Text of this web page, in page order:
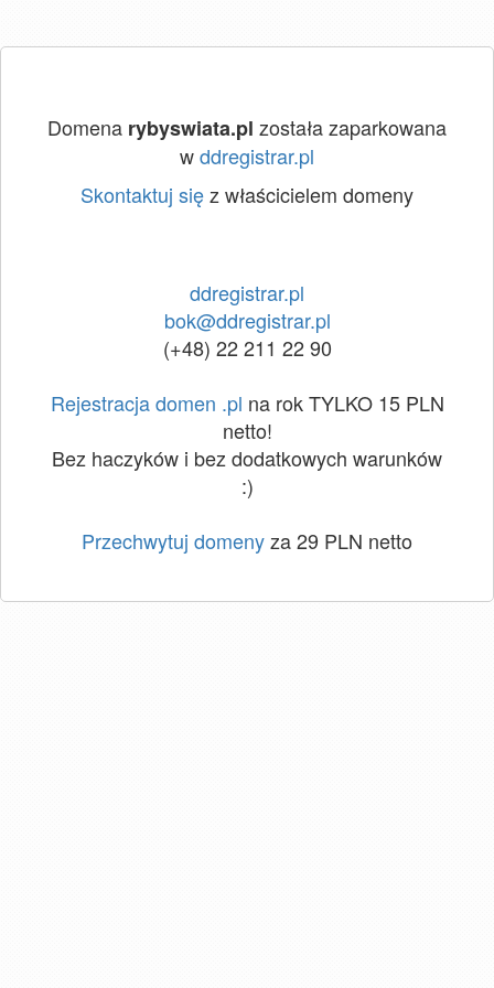
Domena rybyswiata.pl została zaparkowana
wddregistrar.pl
Skontaktuj sięz właścicielem domeny
ddregistrar.pl
bok@ddregistrar.pl
(+48) 22 211 22 90
Rejestracja domen .pl na rok TYLKO 15 PLN
netto!
Bez haczyków i bez dodatkowych warunków
:)
Przechwytuj domenyza 29 PLN netto